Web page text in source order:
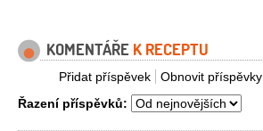
KOMENTÁŘE K RECEPTU
Obnovit příspěvky
Přidat příspěvek
Řazení příspěvků: